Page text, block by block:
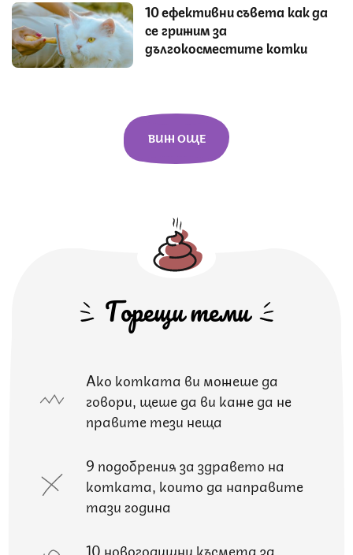
10 ефективни съвета как да
се грижим за
дългокосместите котки
ВИЖ ОЩЕ
Горещи теми
Ако котката ви можеше да
говори, щеше да ви каже да не
правите тези неща
9 подобрения за здравето на
котката, които да направите
тази година
10 новогодишни късмета за